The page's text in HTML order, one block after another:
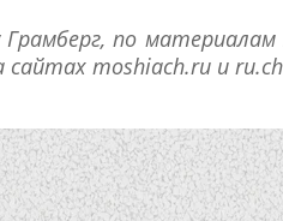
Грамберг, по
сайтах moshiach.ru и